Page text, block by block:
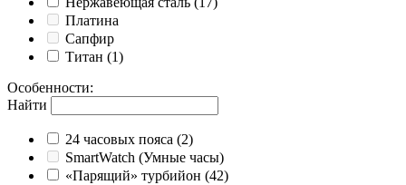
Платина
Сапфир
Титан (1)
Особенности:
Найти
24 часовых пояса (2)
SmartWatch (Умные часы)
«Парящий» турбийон (42)